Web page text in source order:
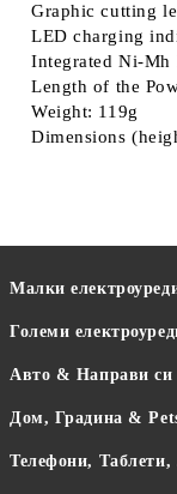
Graphic cutting
LED charging
Integrated Ni-Mh
Length of the
Weight: 119g
Dimensions
Малки
Големи
Авто & Направи си
Дом, Градина &
Телефони, Таблети,